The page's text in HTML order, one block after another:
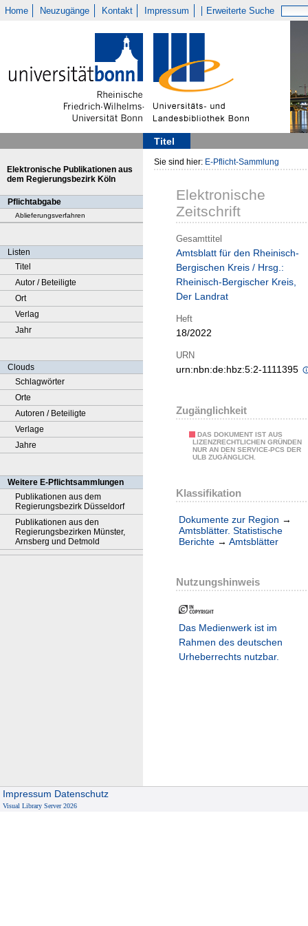
Home Neuzugänge Kontakt Impressum Erweiterte Suche
Titel
Elektronische Publikationen aus
dem Regierungsbezirk Köln
Pflichtabgabe
Ablieferungsverfahren
Listen
Titel
Autor / Beteiligte
Ort
Verlag
Jahr
Clouds
Schlagwörter
Orte
Autoren / Beteiligte
Verlage
Jahre
Weitere E-Pflichtsammlungen
Publikationen aus dem
Regierungsbezirk Düsseldorf
Publikationen aus den
Regierungsbezirken Münster,
Arnsberg und Detmold
Sie sind hier: E-Pflicht-Sammlung
Elektronische
Zeitschrift
Gesamttitel
Amtsblatt für den Rheinisch-
Bergischen Kreis / Hrsg.:
Rheinisch-Bergischer Kreis,
Der Landrat
Heft
18/2022
URN
urn:nbn:de:hbz:5:2-1111395
Zugänglichkeit
DAS DOKUMENT IST AUS
LIZENZRECHTLICHEN GRÜNDEN
NUR AN DEN SERVICE-PCS DER
ULB ZUGÄNGLICH.
Klassifikation
Dokumente zur Region →
Amtsblätter. Statistische
Berichte → Amtsblätter
Nutzungshinweis
Das Medienwerk ist im
Rahmen des deutschen
Urheberrechts nutzbar.
Impressum Datenschutz
Visual Library Server 2026